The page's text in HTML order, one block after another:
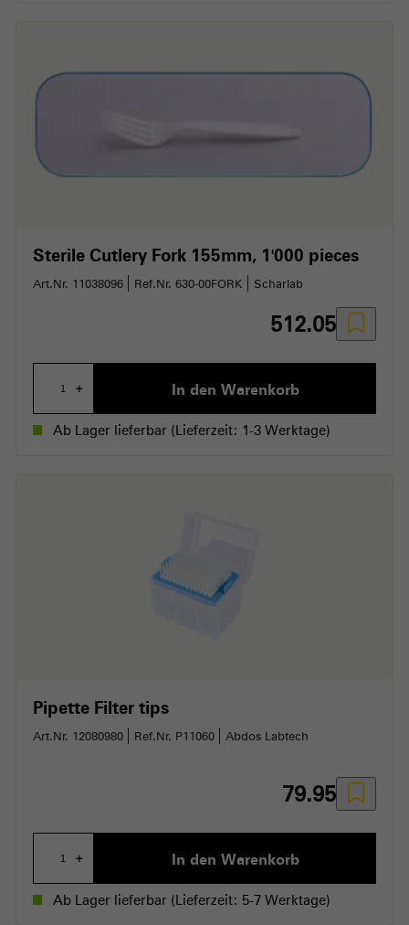
Sterile Cutlery Fork 155mm 1'000 pieces
Art.Nr. 11038096 Ref.Nr. 630-00FORK Scharlab
512.05
+ In den Warenkorb
Ab Lager lieferbar (Lieferzeit: 1-3 Werktage)
Pipette Filter tips
Art.Nr. 12080980 Ref.Nr. P11060 Abdos Labtech
79.95
+ In den Warenkorb
Ab Lager lieferbar (Lieferzeit: 5-7 Werktage)